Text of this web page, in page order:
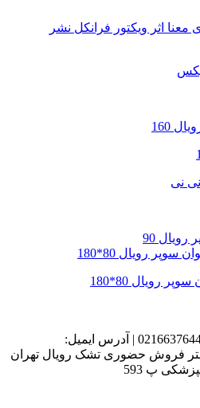
اثر ویکتور فرانکل نشر
رویال 80*180
| آدرس ایمیل:
فروش حضوری تشک رویال تهران
پ 593